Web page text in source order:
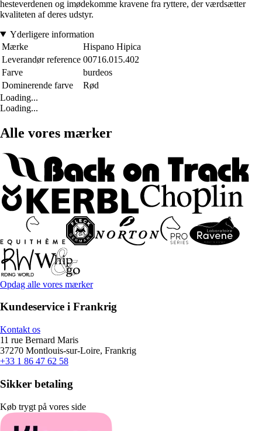
hesteverdenen og imødekomme kravene fra ryttere, der værdsætter
kvaliteten af deres udstyr.
Yderligere information
Mærke
Hispano Hipica
Leverandør reference 00716.015.402
Farve
burdeos
Dominerende farve
Rød
Loading...
Loading...
Alle vores mærker
Opdag alle vores mærker
Kundeservice i Frankrig
Kontakt os
11 rue Bernard Maris
37270 Montlouis-sur-Loire, Frankrig
+33 1 86 47 62 58
Sikker betaling
Køb trygt på vores side